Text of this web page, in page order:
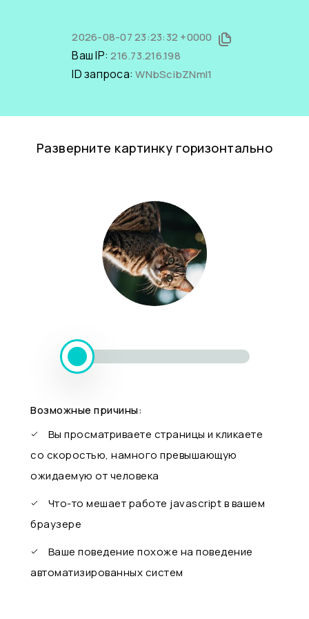
2026-08-07 23:23:32 +0000
Ваш IP:216.73.216.198
ID запроса:WNbScibZNmI1
Разверните картинку горизонтально
Возможные причины:
Вы просматриваете страницы и кликаете
со скоростью, намного превышающую
ожидаемую от человека
Что-то мешает работе javascript в вашем
браузере
Ваше поведение похоже на поведение
автоматизированных систем